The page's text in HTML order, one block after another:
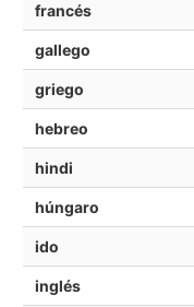
francés
gallego
griego
hebreo
hindi
húngaro
ido
inglés